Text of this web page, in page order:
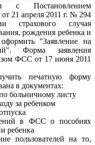
с Постановлением
21 апреля 2011 г. № 294
страхового случая
рождения ребенка и
"Заявление на
Форма заявления
ФСС от 17 июня 2011
печатную форму
в документах:
больничному листу
за ребенком
в ФСС о пособиях
ребенка
пользователей на то,